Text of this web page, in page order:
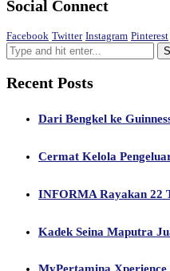
Social Connect
Facebook Twitter Instagram Pinterest
Recent Posts
Dari Bengkel ke
Cermat Kelola
INFORMA Rayakan 22
Kadek Seina Maputra